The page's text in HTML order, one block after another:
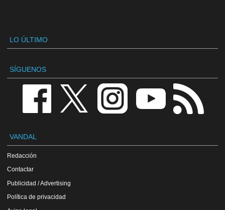
LO ÚLTIMO
SÍGUENOS
VANDAL
Redacción
Contactar
Publicidad / Advertising
Política de privacidad